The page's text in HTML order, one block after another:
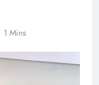
1 Mins